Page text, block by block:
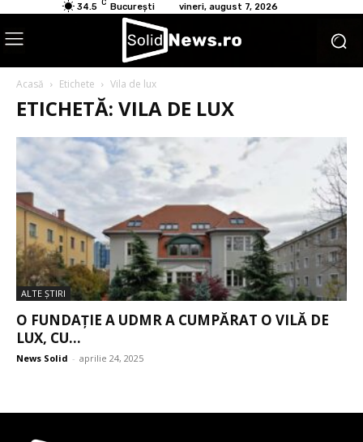
34.5 C București vineri, august 7, 2026
Acasă Etichete Vila de lux
ETICHETĂ: VILA DE LUX
ALTE ŞTIRI
O FUNDAȚIE A UDMR A CUMPĂRAT O VILĂ DE
LUX, CU...
News Solid - aprilie 24, 2025